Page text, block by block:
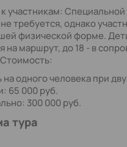
участникам:
требуется, однако
физической форме.
на маршрут, до 18 - в
одного человека при
65 000 руб.
300 000 руб.
тура